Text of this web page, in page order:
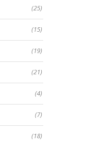
(25)
(15)
(19)
(21)
(4)
(7)
(18)